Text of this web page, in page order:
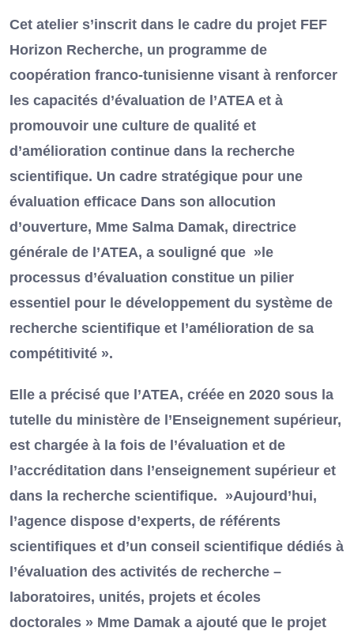
Cet atelier s’inscrit dans le cadre du projet FEF
Horizon Recherche, un programme de
coopération franco-tunisienne visant à renforcer
les capacités d’évaluation de l’ATEA et à
promouvoir une culture de qualité et
d’amélioration continue dans la recherche
scientifique. Un cadre stratégique pour une
évaluation efficace Dans son allocution
d’ouverture, Mme Salma Damak, directrice
générale de l’ATEA, a souligné que »le
processus d’évaluation constitue un pilier
essentiel pour le développement du système de
recherche scientifique et l’amélioration de sa
compétitivité ».
Elle a précisé que l’ATEA, créée en 2020 sous la
tutelle du ministère de l’Enseignement supérieur,
est chargée à la fois de l’évaluation et de
l’accréditation dans l’enseignement supérieur et
dans la recherche scientifique. »Aujourd’hui,
l’agence dispose d’experts, de référents
scientifiques et d’un conseil scientifique dédiés à
l’évaluation des activités de recherche –
laboratoires, unités, projets et écoles
doctorales » Mme Damak a ajouté que le projet